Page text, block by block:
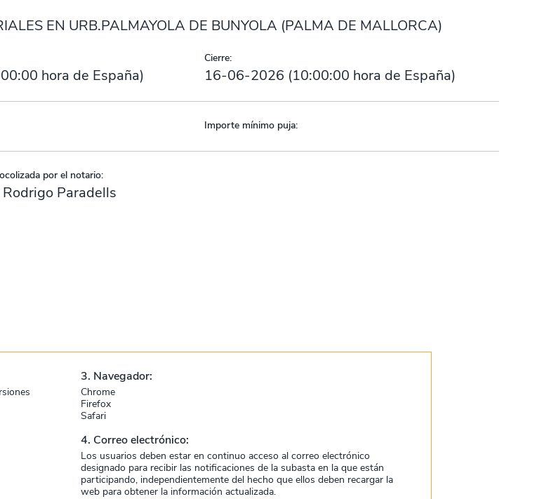
EN URB.PALMAYOLA DE BUNYOLA (PALMA DE MALLORCA)
hora de España)
Cierre:
16-06-2026 (10:00:00 hora de España)
Importe mínimo puja:
por el notario:
Paradells
3. Navegador:
Chrome
Firefox
Safari
4. Correo electrónico:
Los usuarios deben estar en continuo acceso al correo electrónico
designado para recibir las notificaciones de la subasta en la que están
participando, independientemente del hecho que ellos deben recargar la
web para obtener la información actualizada.